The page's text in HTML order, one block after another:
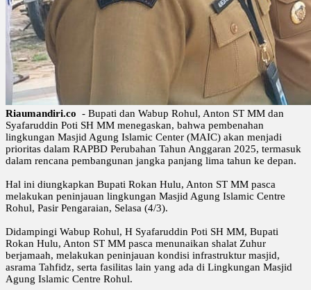
Riaumandiri.co - Bupati dan Wabup Rohul, Anton ST MM dan
Syafaruddin Poti SH MM menegaskan, bahwa pembenahan
lingkungan Masjid Agung Islamic Center (MAIC) akan menjadi
prioritas dalam RAPBD Perubahan Tahun Anggaran 2025, termasuk
dalam rencana pembangunan jangka panjang lima tahun ke depan.
Hal ini diungkapkan Bupati Rokan Hulu, Anton ST MM pasca
melakukan peninjauan lingkungan Masjid Agung Islamic Centre
Rohul, Pasir Pengaraian, Selasa (4/3).
Didampingi Wabup Rohul, H Syafaruddin Poti SH MM, Bupati
Rokan Hulu, Anton ST MM pasca menunaikan shalat Zuhur
berjamaah, melakukan peninjauan kondisi infrastruktur masjid,
asrama Tahfidz, serta fasilitas lain yang ada di Lingkungan Masjid
Agung Islamic Centre Rohul.